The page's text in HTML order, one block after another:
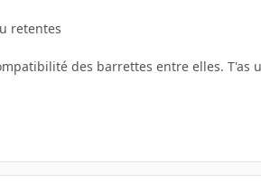
retentes
des barrettes entre elles. T'as